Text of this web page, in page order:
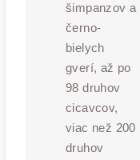
šimpanzov a
černo-
bielych
gverí, až po
98 druhov
cicavcov,
viac než 200
druhov